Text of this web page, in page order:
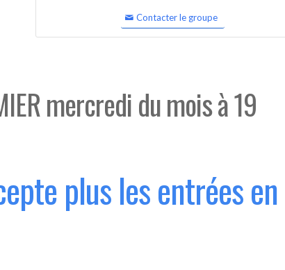
Contacter le groupe
mercredi du mois à 19
plus les entrées en